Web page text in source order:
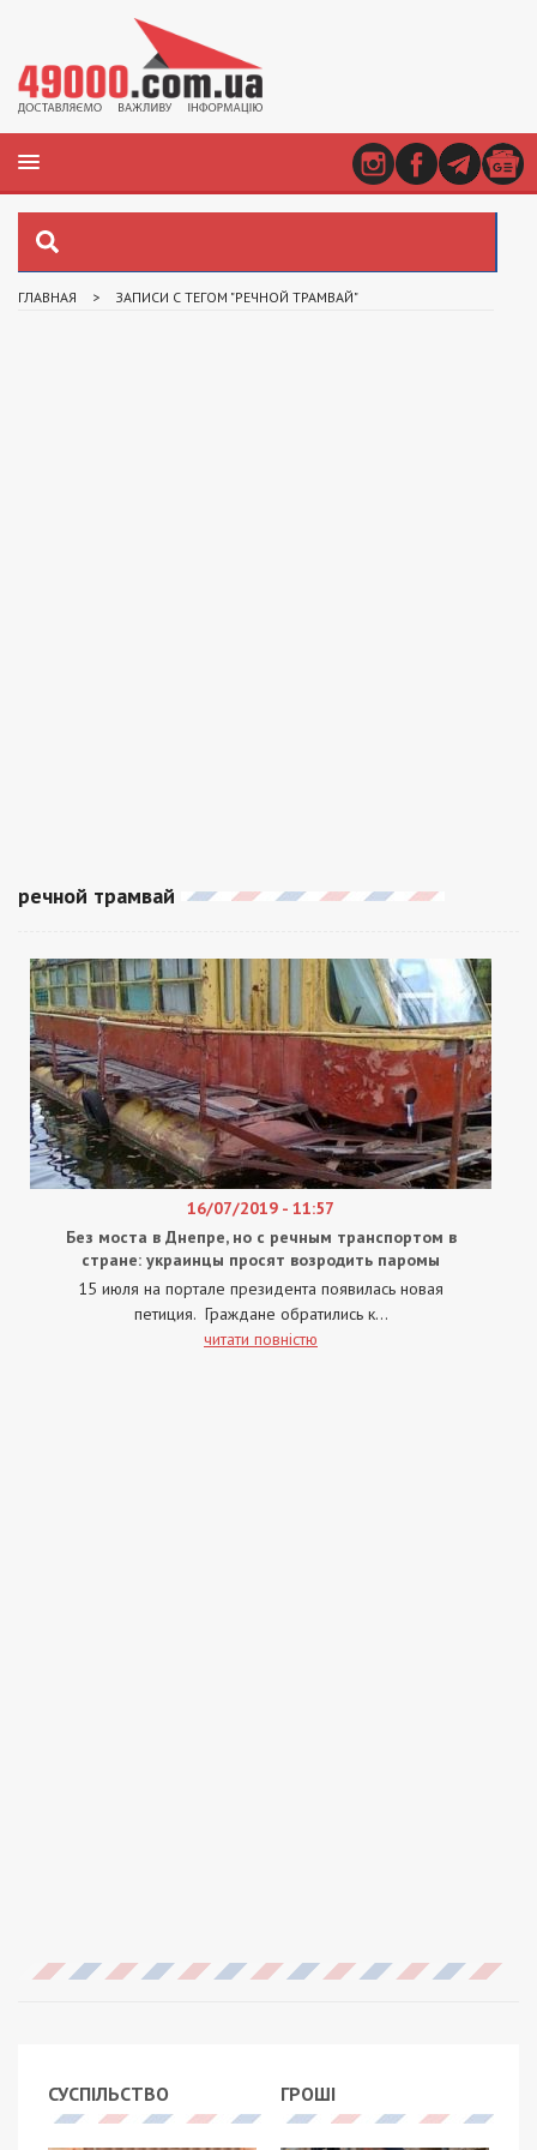
ГЛАВНАЯ > ЗАПИСИ С ТЕГОМ "РЕЧНОЙ ТРАМВАЙ"
речной трамвай
16/07/2019 - 11:57
Без моста в Днепре, но с речным транспортом в
стране: украинцы просят возродить паромы
15 июля на портале президента появилась новая
петиция. Граждане обратились к...
читати повністю
СУСПІЛЬСТВО ГРОШІ